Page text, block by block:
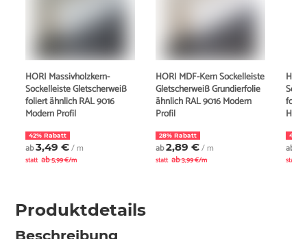
HORI Massivholzkern-
Sockelleiste Gletscherweiß
foliert ähnlich RAL 9016
Modern Profil
42% Rabatt
ab3,49 €/ m
statt ab5,99 €/m
HORI MDF-Kern Sockelleiste
Gletscherweiß Grundierfolie
ähnlich RAL 9016 Modern
Profil
28% Rabatt
ab2,89 €/ m
statt ab3,99 €/m
43%
ab
statt
Produktdetails
Beschreibung